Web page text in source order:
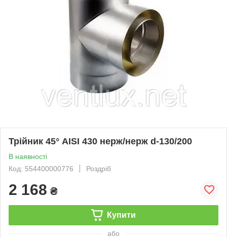
Трійник 45° AISI 430 нерж/нерж d-130/200
В наявності
Код: 554400000776
Роздріб
2 168 ₴
Купити
або